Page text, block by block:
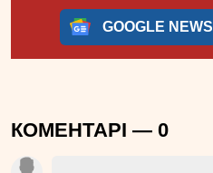
GOOGLE NEWS
КОМЕНТАРІ — 0